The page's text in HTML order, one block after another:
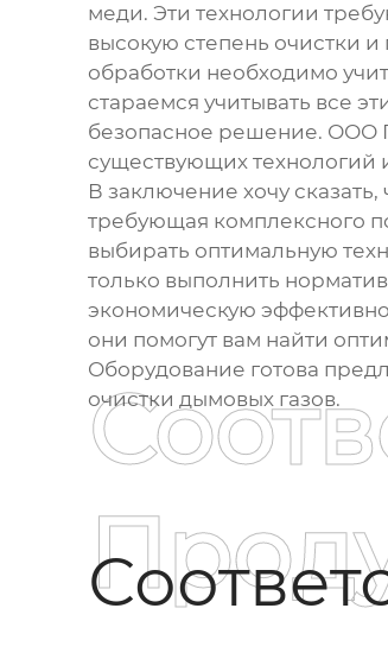
меди. Эти технологии
высокую степень очистки
обработки необходимо
стараемся учитывать все
безопасное решение. ООО
существующих технологий
В заключение хочу
требующая комплексного
выбирать оптимальную
только выполнить
экономическую
они помогут вам найти
Оборудование готова
очистки дымовых газов.